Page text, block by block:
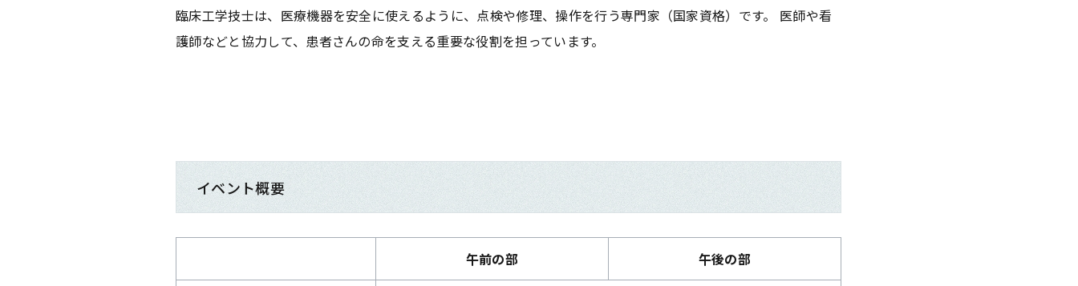
臨床工学技士は、医療機器を安全に使えるように、点検や修理、操作を行う専門家（国家資格）です。 医師や看
護師などと協力して、患者さんの命を支える重要な役割を担っています。
イベント概要
午前の部 午後の部